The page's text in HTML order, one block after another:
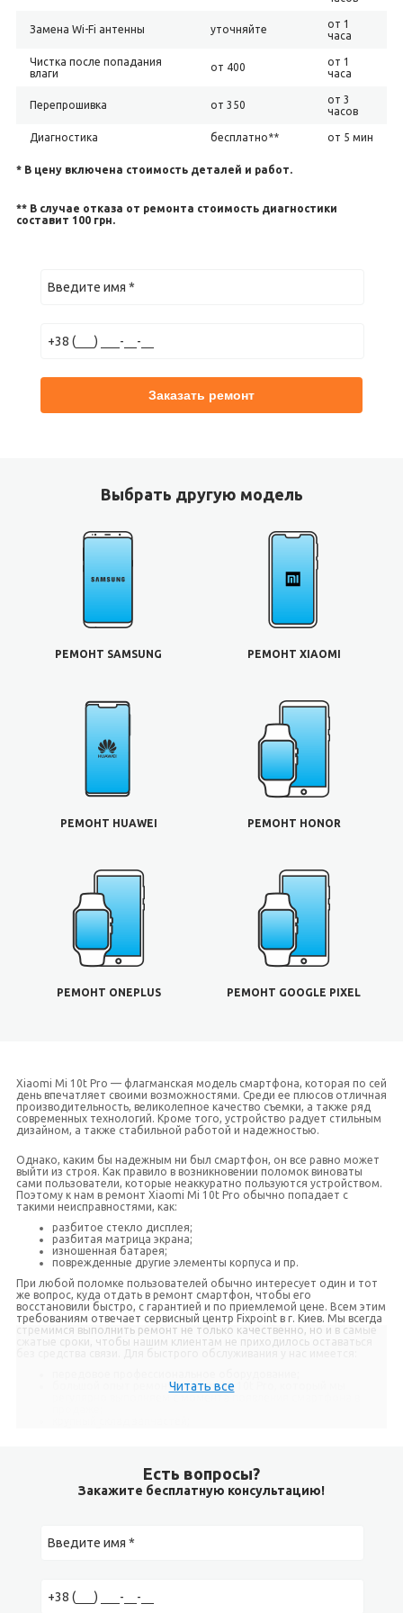
Замена Wi-Fi антенны уточняйте
от 1
часа
Чистка после попадания
влаги
от 400
от 1
часа
Перепрошивка от 350
от 3
часов
Диагностика бесплатно** от 5 мин
* В цену включена стоимость деталей и работ.
** В случае отказа от ремонта стоимость диагностики
составит 100 грн.
Выбрать другую модель
РЕМОНТ SAMSUNG РЕМОНТ XIAOMI
РЕМОНТ HUAWEI РЕМОНТ HONOR
РЕМОНТ ONEPLUS РЕМОНТ GOOGLE PIXEL
Xiaomi Mi 10t Pro — флагманская модель смартфона, которая по сей
день впечатляет своими возможностями. Среди ее плюсов отличная
производительность, великолепное качество съемки, а также ряд
современных технологий. Кроме того, устройство радует стильным
дизайном, а также стабильной работой и надежностью.
Однако, каким бы надежным ни был смартфон, он все равно может
выйти из строя. Как правило в возникновении поломок виноваты
сами пользователи, которые неаккуратно пользуются устройством.
Поэтому к нам в ремонт Xiaomi Mi 10t Pro обычно попадает с
такими неисправностями, как:
разбитое стекло дисплея;
разбитая матрица экрана;
изношенная батарея;
поврежденные другие элементы корпуса и пр.
При любой поломке пользователей обычно интересует один и тот
же вопрос, куда отдать в ремонт смартфон, чтобы его
восстановили быстро, с гарантией и по приемлемой цене. Всем этим
требованиям отвечает сервисный центр Fixpoint в г. Киев. Мы всегда
стремимся выполнить ремонт не только качественно, но и в самые
сжатые сроки, чтобы нашим клиентам не приходилось оставаться
большой опыт ремонта Xiaomi Mi 10t Pro, который мы
Замена стекла
стекле имеются трещины. Замена стекла обходится дешевле
замены модуля, в то же время не страдает качество экрана, так как
отказываются его выполнять, мы выполним переклейку стекла не
только качественно, но и в самые короткие сроки.
Читать все
Есть вопросы?
Закажите бесплатную консультацию!